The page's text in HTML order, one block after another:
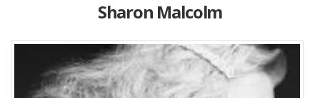
Sharon Malcolm